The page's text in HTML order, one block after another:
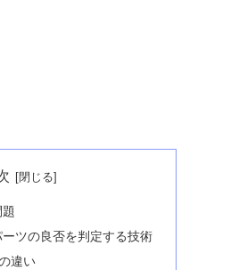
ツの良否を判定する技術
違い